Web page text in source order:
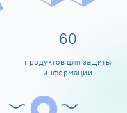
60
продуктов для защиты
информации